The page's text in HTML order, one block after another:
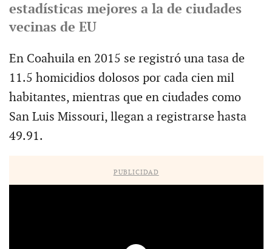
estadísticas mejores a la de ciudades
vecinas de EU
En Coahuila en 2015 se registró una tasa de
11.5 homicidios dolosos por cada cien mil
habitantes, mientras que en ciudades como
San Luis Missouri, llegan a registrarse hasta
49.91.
PUBLICIDAD